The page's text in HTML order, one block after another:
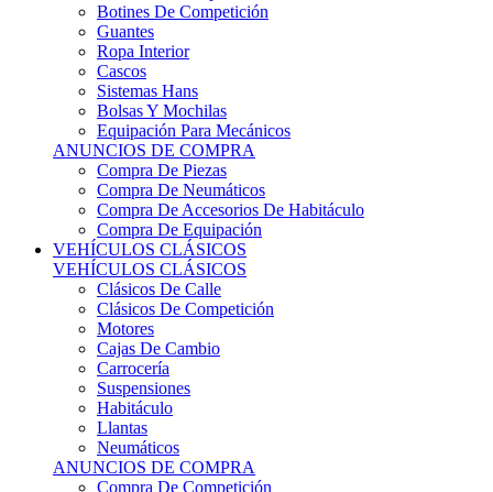
Guantes
Ropa Interior
Cascos
Sistemas Hans
Bolsas Y Mochilas
Equipación Para Mecánicos
ANUNCIOS DE COMPRA
Compra De Piezas
Compra De Neumáticos
Compra De Accesorios De Habitáculo
Compra De Equipación
VEHÍCULOS CLÁSICOS
VEHÍCULOS CLÁSICOS
Clásicos De Calle
Clásicos De Competición
Motores
Cajas De Cambio
Carrocería
Suspensiones
Habitáculo
Llantas
Neumáticos
ANUNCIOS DE COMPRA
Compra De Competición
Compra De Calle